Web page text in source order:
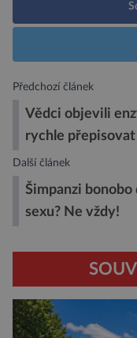
Předchozí článek
Vědci objevili
rychle
Další článek
Šimpanzi
sexu? Ne vždy!